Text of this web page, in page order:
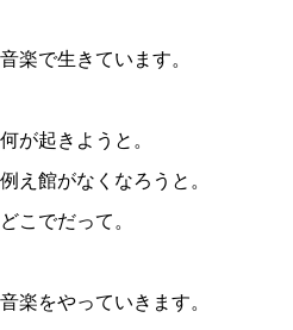
音楽で生きています。
何が起きようと。
例え館がなくなろうと。
どこでだって。
音楽をやっていきます。